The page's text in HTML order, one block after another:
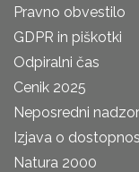
Pravno obvestilo
GDPR in piškotki
Odpiralni čas
Cenik 2025
Neposredni
Izjava o
Natura 2000